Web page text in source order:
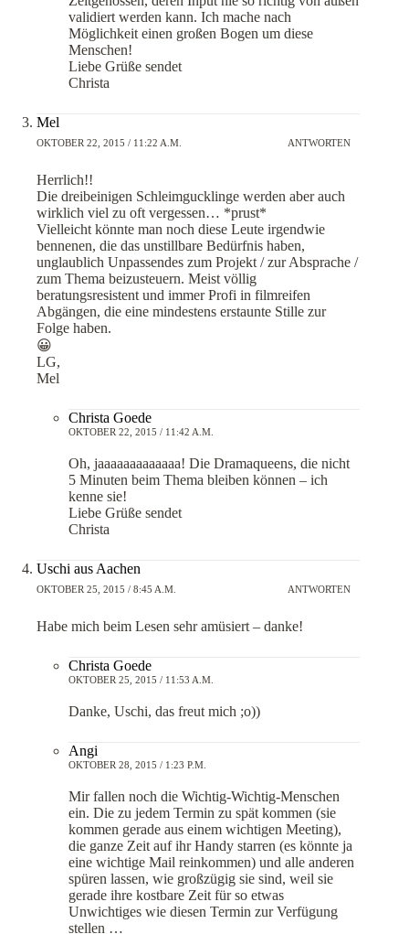
validiert werden kann. Ich mache nach
Möglichkeit einen großen Bogen um diese
Menschen!
Liebe Grüße sendet
Christa
Mel
OKTOBER 22, 2015 / 11:22 A.M. ANTWORTEN
Herrlich!!
Die dreibeinigen Schleimgucklinge werden aber auch
wirklich viel zu oft vergessen… *prust*
Vielleicht könnte man noch diese Leute irgendwie
bennenen, die das unstillbare Bedürfnis haben,
unglaublich Unpassendes zum Projekt / zur Absprache /
zum Thema beizusteuern. Meist völlig
beratungsresistent und immer Profi in filmreifen
Abgängen, die eine mindestens erstaunte Stille zur
Folge haben.
😀
LG,
Mel
Christa Goede
OKTOBER 22, 2015 / 11:42 A.M.
Oh, jaaaaaaaaaaaaa! Die Dramaqueens, die nicht
5 Minuten beim Thema bleiben können – ich
kenne sie!
Liebe Grüße sendet
Christa
Uschi aus Aachen
OKTOBER 25, 2015 / 8:45 A.M. ANTWORTEN
Habe mich beim Lesen sehr amüsiert – danke!
Christa Goede
OKTOBER 25, 2015 / 11:53 A.M.
Danke, Uschi, das freut mich ;o))
Angi
OKTOBER 28, 2015 / 1:23 P.M.
Mir fallen noch die Wichtig-Wichtig-Menschen
ein. Die zu jedem Termin zu spät kommen (sie
kommen gerade aus einem wichtigen Meeting),
die ganze Zeit auf ihr Handy starren (es könnte ja
eine wichtige Mail reinkommen) und alle anderen
spüren lassen, wie großzügig sie sind, weil sie
gerade ihre kostbare Zeit für so etwas
Unwichtiges wie diesen Termin zur Verfügung
stellen …